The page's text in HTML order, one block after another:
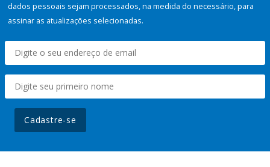
dados pessoais sejam processados, na medida do necessário, para
assinar as atualizações selecionadas.
Cadastre-se